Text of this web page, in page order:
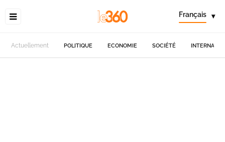
Français ▾
Actuellement POLITIQUE ECONOMIE SOCIÉTÉ